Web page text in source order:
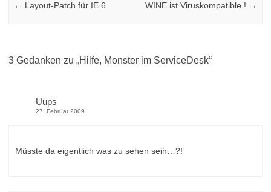
← Layout-Patch für IE 6 WINE ist Viruskompatible ! →
3 Gedanken zu „Hilfe, Monster im ServiceDesk“
Uups
27. Februar 2009
Müsste da eigentlich was zu sehen sein…?!